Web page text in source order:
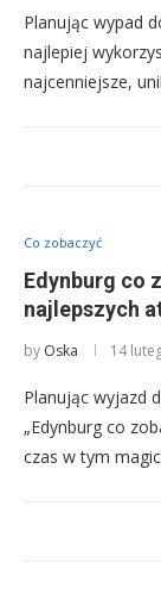
Planując wypad
najlepiej
najcenniejsze,
Co zobaczyć
Edynburg co
najlepszych
by Oska 14
Planując wyjazd
„Edynburg co
czas w tym